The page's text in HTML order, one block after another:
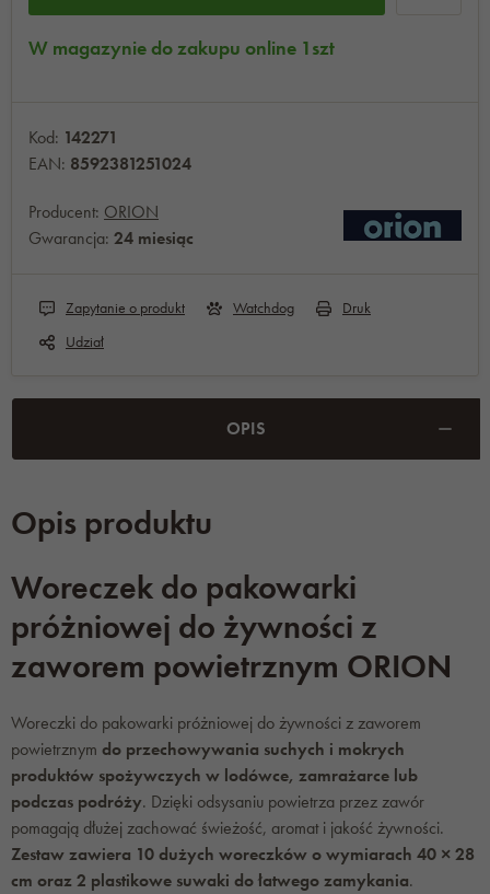
W magazynie do zakupu online 1szt
Kod: 142271
EAN: 8592381251024
Producent: ORION
Gwarancja: 24 miesiąc
Zapytanie o produkt Watchdog
Druk
Udział
OPIS
Opis produktu
Woreczek do pakowarki
próżniowej do żywności z
zaworem powietrznym ORION
Woreczki do pakowarki próżniowej do żywności z zaworem
powietrznym do przechowywania suchych i mokrych
produktów spożywczych w lodówce, zamrażarce lub
podczas podróży. Dzięki odsysaniu powietrza przez zawór
pomagają dłużej zachować świeżość, aromat i jakość żywności.
Zestaw zawiera 10 dużych woreczków o wymiarach 40 × 28
cm oraz 2 plastikowe suwaki do łatwego zamykania.